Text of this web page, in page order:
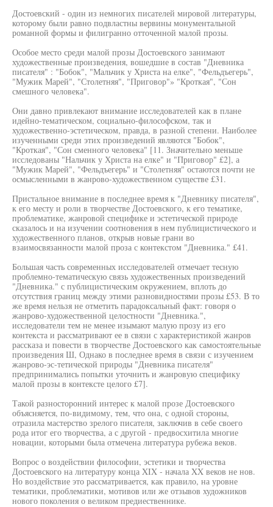
Достоевский - один из немногих писателей мировой литературы,
которому были равно подвластны вервины монументальной
романной формы и филигранно отточенной малой прозы.
Особое место среди малой прозы Достоевского занимают
художественные произведения, вошедшие в состав "Дневника
писателя" : "Бобок", "Мальчик у Христа на елке", "Фельдъегерь",
"Мужик Марей", "Столетняя", "Приговор"» "Кроткая", "Сон
смешного человека".
Они давно привлекают внимание исследователей как в плане
идейно-тематическом, социально-философском, так и
художественно-эстетическом, правда, в разной степени. Наиболее
изученными среди этих произведений являются "Бобок",
"Кроткая", "Сон сменного человека" [11. Значительно меньше
исследованы "Нальчик у Христа на елке" и "Приговор" £2], а
"Мужик Марей", "Фельдъегерь" и "Столетняя" остаются почти не
осмысленными в жанрово-художественном существе £31.
Пристальное внимание в последнее время к "Дневнику писателя",
к его месту и роли в творчестве Достоевского, к его тематике,
проблематике, жанровой специфике и эстетической природе
сказалось и на изучении соотновения в нем публицистического и
художественного планов, открыв новые грани во
взаимосвязанности малой проза с контекстом "Дневника." £41.
Большая часть современных исследователей отмечает тесную
проблемно-тематическую связь художественных произведений
"Дневника." с публицистическим окружением, вплоть до
отсутствия границ между этими разновидностями прозы £53. В то
же время нельзя не отметить парадоксальный факт: говоря о
жанрово-художественной целостности "Дневника.",
исследователи тем не менее изымают малую прозу из его
контекста и рассматривают ее в связи с характеристикой жанров
рассказа и повести в творчестве Достоевского как самостоятельные
произведения Ш, Однако в последнее время в связи с изучением
жанрово-эс-тетической природы "Дневника писателя"
предпринимались попытки уточнить и жанровую специфику
малой прозы в контексте целого £7].
Такой разносторонний интерес к малой прозе Достоевского
объясняется, по-видимому, тем, что она, с одной стороны,
отразила мастерство зрелого писателя, заключив в себе своего
рода итог его творчества, а с другой - предвосхитила многие
новации, которыми была отмечена литература рубежа веков.
Вопрос о воздействии философии, эстетики и творчества
Достоевского на литературу конца XIX - начала XX веков не нов.
Но воздействие это рассматривается, как правило, на уровне
тематики, проблематики, мотивов или же отзывов художников
нового поколения о великом предиественнике.